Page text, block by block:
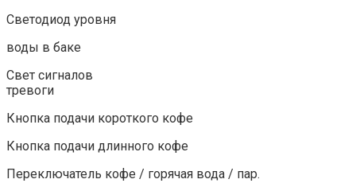
Светодиод уровня
воды в баке
Свет сигналов
тревоги
Кнопка подачи короткого кофе
Кнопка подачи длинного кофе
Переключатель кофе / горячая вода / пар.